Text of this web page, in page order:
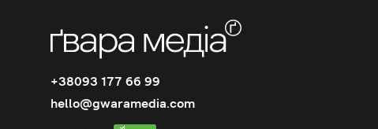
+38093 177 66 99
hello@gwaramedia.com